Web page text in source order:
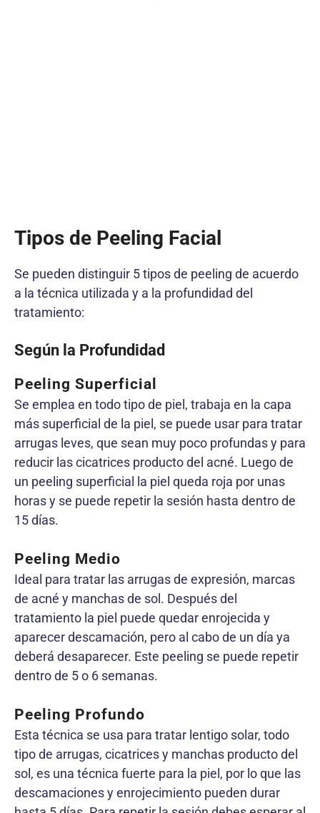
Tipos de Peeling Facial
Se pueden distinguir 5 tipos de peeling de acuerdo
a la técnica utilizada y a la profundidad del
tratamiento:
Según la Profundidad
Peeling Superficial
Se emplea en todo tipo de piel, trabaja en la capa
más superficial de la piel, se puede usar para tratar
arrugas leves, que sean muy poco profundas y para
reducir las cicatrices producto del acné. Luego de
un peeling superficial la piel queda roja por unas
horas y se puede repetir la sesión hasta dentro de
15 días.
Peeling Medio
Ideal para tratar las arrugas de expresión, marcas
de acné y manchas de sol. Después del
tratamiento la piel puede quedar enrojecida y
aparecer descamación, pero al cabo de un día ya
deberá desaparecer. Este peeling se puede repetir
dentro de 5 o 6 semanas.
Peeling Profundo
Esta técnica se usa para tratar lentigo solar, todo
tipo de arrugas, cicatrices y manchas producto del
sol, es una técnica fuerte para la piel, por lo que las
descamaciones y enrojecimiento pueden durar